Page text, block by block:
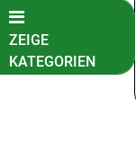
ZEIGE
KATEGORIEN